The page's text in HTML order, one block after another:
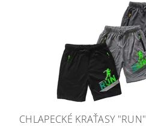
CHLAPECKÉ KRAŤASY "RUN"